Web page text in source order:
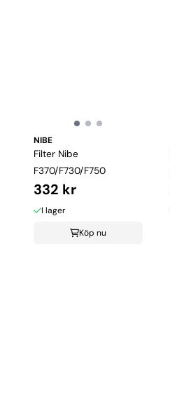
NIBE
Filter Nibe
F370/F730/F750
332 kr
I lager
Köp nu